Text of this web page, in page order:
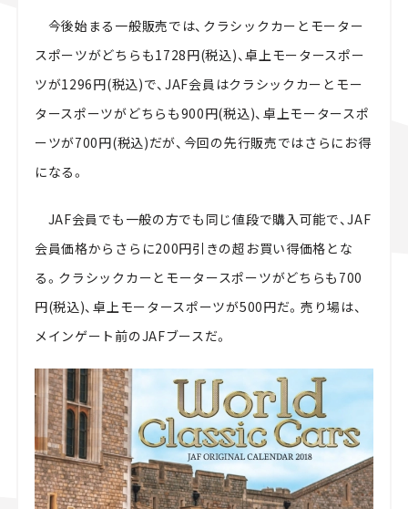
今後始まる一般販売では、クラシックカーとモーター
スポーツがどちらも1728円(税込)、卓上モータースポー
ツが1296円(税込)で、JAF会員はクラシックカーとモー
タースポーツがどちらも900円(税込)、卓上モータースポ
ーツが700円(税込)だが、今回の先行販売ではさらにお得
になる。
JAF会員でも一般の方でも同じ値段で購入可能で、JAF
会員価格からさらに200円引きの超お買い得価格とな
る。クラシックカーとモータースポーツがどちらも700
円(税込)、卓上モータースポーツが500円だ。売り場は、
メインゲート前のJAFブースだ。